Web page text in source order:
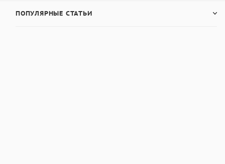
ПОПУЛЯРНЫЕ СТАТЬИ